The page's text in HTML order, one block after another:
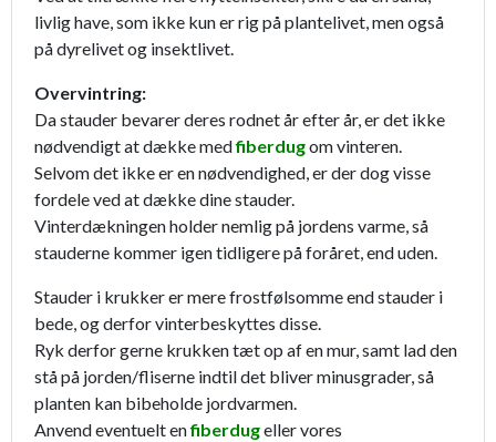
livlig have, som ikke kun er rig på plantelivet, men også
på dyrelivet og insektlivet.
Overvintring:
Da stauder bevarer deres rodnet år efter år, er det ikke
nødvendigt at dække medfiberdugom vinteren.
Selvom det ikke er en nødvendighed, er der dog visse
fordele ved at dække dine stauder.
Vinterdækningen holder nemlig på jordens varme, så
stauderne kommer igen tidligere på foråret, end uden.
Stauder i krukker er mere frostfølsomme end stauder i
bede, og derfor vinterbeskyttes disse.
Ryk derfor gerne krukken tæt op af en mur, samt lad den
stå på jorden/fliserne indtil det bliver minusgrader, så
planten kan bibeholde jordvarmen.
Anvend eventuelt enfiberdugeller vores